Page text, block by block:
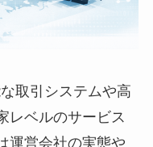
取引システムや高
レベルのサービス
運営会社の実態や